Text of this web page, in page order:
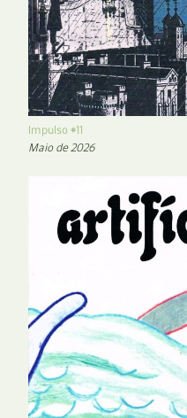
Impulso #11
Maio de 2026